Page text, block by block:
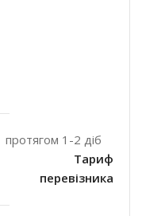
протягом 1-2 діб
Тариф
перевізника